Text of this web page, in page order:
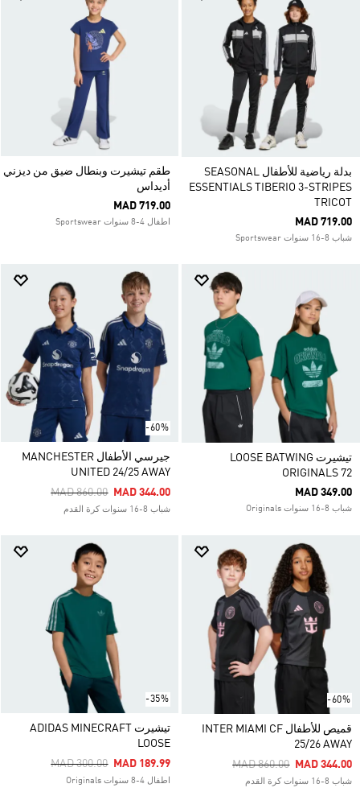
بدلة رياضية للأطفال SEASONAL
ESSENTIALS TIBERIO 3-STRIPES
TRICOT
MAD 719.00
شباب 8-16 سنوات Sportswear
طقم تيشيرت وبنطال ضيق من ديزني
أديداس
MAD 719.00
اطفال 4-8 سنوات Sportswear
تيشيرت LOOSE BATWING
ORIGINALS 72
MAD 349.00
شباب 8-16 سنوات Originals
-60%
جيرسي الأطفال MANCHESTER
UNITED 24/25 AWAY
Price Reduced From
MAD 860.00ToMAD 344.00
شباب 8-16 سنوات كرة القدم
-60%
قميص للأطفال INTER MIAMI CF
25/26 AWAY
Price Reduced From
MAD 860.00ToMAD 344.00
شباب 8-16 سنوات كرة القدم
-35%
تيشيرت ADIDAS MINECRAFT
LOOSE
Price Reduced From
MAD 300.00ToMAD 189.99
اطفال 4-8 سنوات Originals